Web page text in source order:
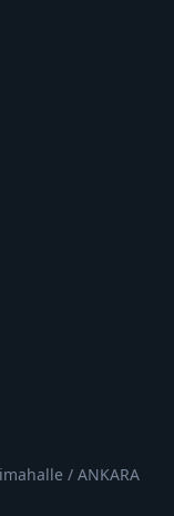
/ ANKARA